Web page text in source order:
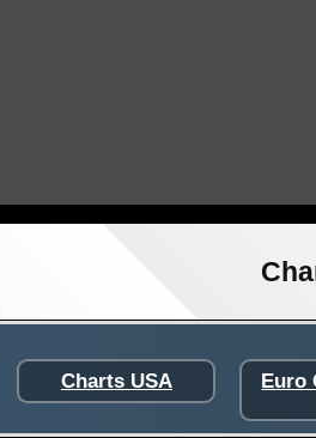
Charts USA Euro